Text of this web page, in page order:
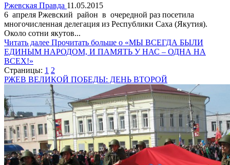
Ржевская Правда 11.05.2015
6 апреля Ржевский район в очередной раз посетила
многочисленная делегация из Республики Саха (Якутия).
Около сотни якутов...
Читать далее Прочитать больше о «МЫ ВСЕГДА БЫЛИ
ЕДИНЫМ НАРОДОМ, И ПАМЯТЬ У НАС – ОДНА НА
ВСЕХ!»
Страницы: 1 2
РЖЕВ ВЕЛИКОЙ ПОБЕДЫ: ДЕНЬ ВТОРОЙ